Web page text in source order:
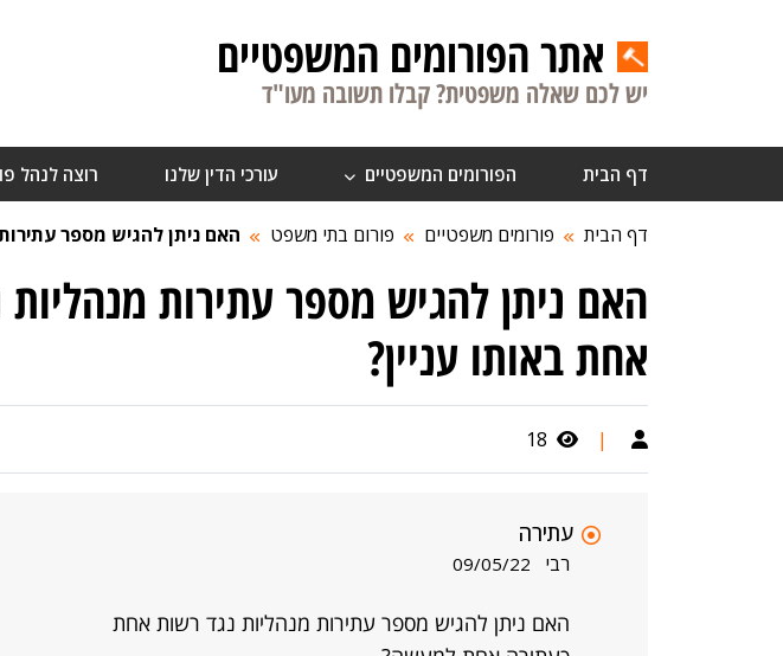
אתר הפורומים המשפטיים
יש לכם שאלה משפטית? קבלו תשובה מעו"ד
דף הבית הפורומים המשפטיים עורכי הדין שלנו רוצה לנהל
דף הבית פורומים משפטיים פורום בתי משפט האם ניתן להגיש מספר
האם ניתן להגיש מספר עתירות
אחת באותו עניין?
|
18
עתירה
רבי 09/05/22
האם ניתן להגיש מספר עתירות מנהליות נגד רשות אחת